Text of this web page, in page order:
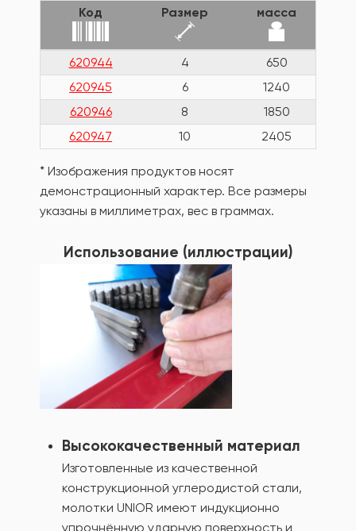
Код Размер масса
620944 4
650
620945
6
1240
620946
8
1850
620947
10 2405
* Изображения продуктов носят
демонстрационный характер. Все размеры
указаны в миллиметрах, вес в граммах.
Использование (иллюстрации)
Высококачественный материал
Изготовленные из качественной
конструкционной углеродистой стали,
молотки UNIOR имеют индукционно
упрочнённую ударную поверхность и